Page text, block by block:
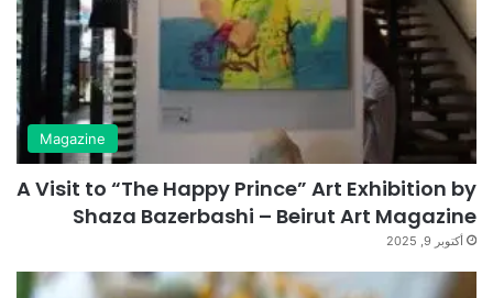
Magazine
A Visit to “The Happy Prince” Art Exhibition by
Shaza Bazerbashi – Beirut Art Magazine
أكتوبر 9, 2025